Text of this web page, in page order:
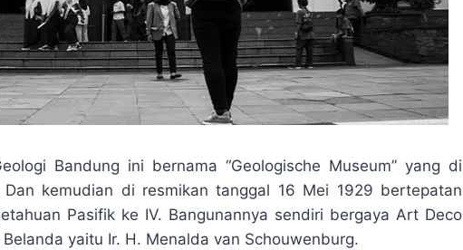
Bandung ini bernama “Geologische Museum” yang di
kemudian di resmikan tanggal 16 Mei 1929 bertepatan
Pasifik ke IV. Bangunannya sendiri bergaya Art Deco
yaitu Ir. H. Menalda van Schouwenburg.